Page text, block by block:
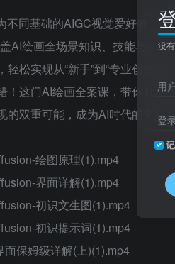
不同基础的AIGC视觉爱好者、
AI绘画全场景知识、技能与实
松实现从“新手”到“专业创作者”
！这门AI绘画全案课，带你从基
双重可能，成为AI时代的复合型
绘图原理(1).mp4
界面详解(1).mp4
初识文生图(1).mp4
初识提示词(1).mp4
保姆级详解(上)(1).mp4
没
用
登